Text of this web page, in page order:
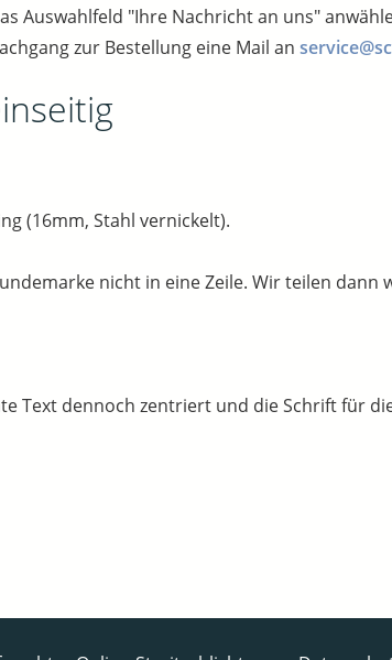
Auswahlfeld "Ihre Nachricht an uns"
zur Bestellung eine Mail an
(16mm, Stahl vernickelt).
nicht in eine Zeile. Wir teilen dann
Text dennoch zentriert und die Schrift für